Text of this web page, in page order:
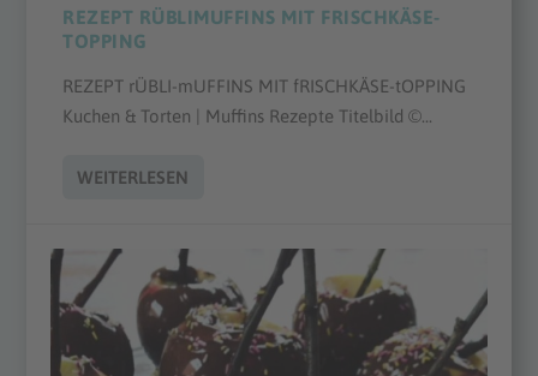
REZEPT RÜBLIMUFFINS MIT FRISCHKÄSE-
TOPPING
REZEPT rÜBLI-mUFFINS MIT fRISCHKÄSE-tOPPING
Kuchen & Torten | Muffins Rezepte Titelbild ©...
WEITERLESEN